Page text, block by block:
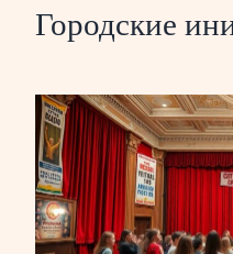
Городские